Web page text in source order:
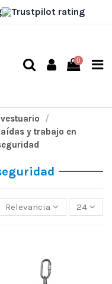
0
y trabajo en
Relevancia 24